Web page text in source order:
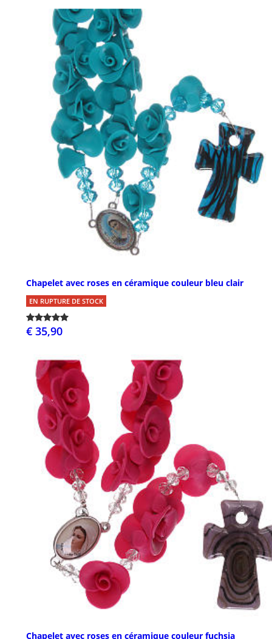
Chapelet avec roses en céramique couleur bleu clair
EN RUPTURE DE STOCK
€ 35,90
Chapelet avec roses en céramique couleur fuchsia